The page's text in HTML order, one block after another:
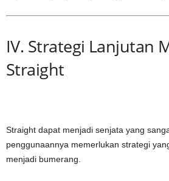
IV. Strategi Lanjutan
Straight
Straight dapat menjadi senjata yang
penggunaannya memerlukan strategi
menjadi bumerang.